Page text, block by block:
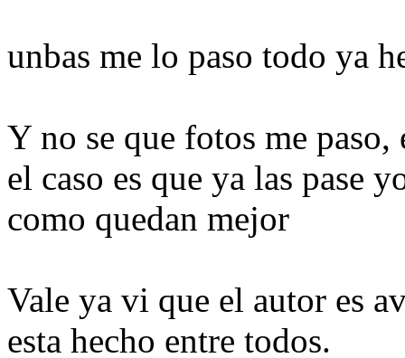
unbas me lo paso todo ya
Y no se que fotos me
el caso es que ya las pase
como quedan mejor
Vale ya vi que el autor es
esta hecho entre todos.